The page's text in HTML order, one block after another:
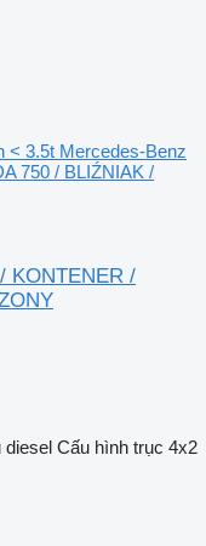
< 3.5t Mercedes-Benz
750 / BLIŹNIAK /
KONTENER /
diesel Cấu hình trục 4x2